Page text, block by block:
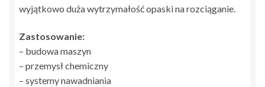
wyjątkowo duża wytrzymałość opaski na rozciąganie.
Zastosowanie:
– budowa maszyn
– przemysł chemiczny
– systemy nawadniania